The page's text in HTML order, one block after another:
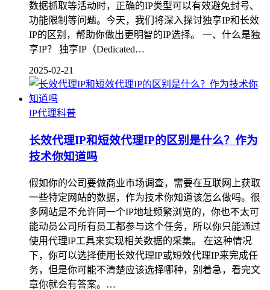
数据抓取等活动时，正确的IP类型可以有效避免封号、
功能限制等问题。今天，我们将深入探讨独享IP和长效
IP的区别，帮助你做出更明智的IP选择。 一、什么是独
享IP？ 独享IP（Dedicated…
2025-02-21
IP代理科普
长效代理IP和短效代理IP的区别是什么？作为
技术你知道吗
假如你的公司要做商业市场调查，需要在互联网上获取
一些特定网站的数据，作为技术你知道该怎么做吗。很
多网站是不允许同一个IP地址频繁浏览的，你也不太可
能动员公司所有员工都参与这个任务，所以你只能通过
使用代理IP工具来实现相关数据的采集。 在这种情况
下，你可以选择使用长效代理IP或短效代理IP来完成任
务，但是你可能不清楚应该选择哪种，别着急，看完文
章你就会有答案。…